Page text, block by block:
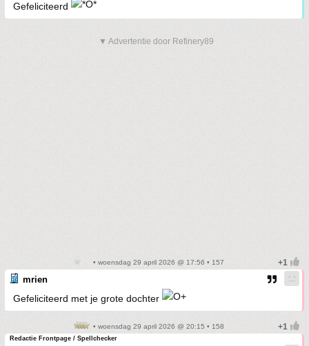
Gefeliciteerd
▼ Advertentie door Refinery89
• woensdag 29 april 2026 @ 17:56 • 157
mrien
Gefeliciteerd met je grote dochter
• woensdag 29 april 2026 @ 20:15 • 158
Redactie Frontpage / Spellchecker